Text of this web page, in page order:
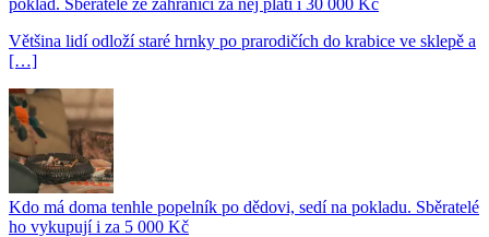
poklad. Sběratelé ze zahraničí za něj platí i 30 000 Kč
Většina lidí odloží staré hrnky po prarodičích do krabice ve sklepě a
[…]
Kdo má doma tenhle popelník po dědovi, sedí na pokladu. Sběratelé
ho vykupují i za 5 000 Kč